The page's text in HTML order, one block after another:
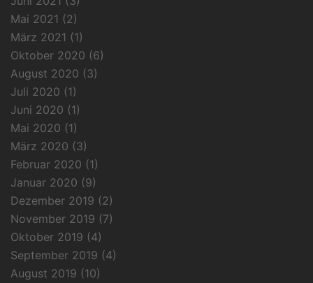
Mai 2021 (2)
März 2021 (1)
Oktober 2020 (6)
August 2020 (3)
Juli 2020 (1)
Juni 2020 (1)
Mai 2020 (1)
März 2020 (3)
Februar 2020 (1)
Januar 2020 (9)
Dezember 2019 (2)
November 2019 (7)
Oktober 2019 (4)
September 2019 (4)
August 2019 (10)